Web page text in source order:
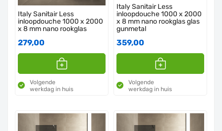
Italy Sanitair Less
inloopdouche 1000 x 2000
x 8 mm nano rookglas
279,00
Volgende
werkdag in huis
Italy Sanitair Less
inloopdouche 1000 x 2000
x 8 mm nano rookglas glas
gunmetal
359,00
Volgende
werkdag in huis